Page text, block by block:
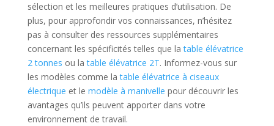
sélection et les meilleures pratiques d’utilisation. De
plus, pour approfondir vos connaissances, n’hésitez
pas à consulter des ressources supplémentaires
concernant les spécificités telles que latable élévatrice
2 tonnes ou latable élévatrice 2T. Informez-vous sur
les modèles comme latable élévatrice à ciseaux
électrique et le modèle à manivelle pour découvrir les
avantages qu’ils peuvent apporter dans votre
environnement de travail.